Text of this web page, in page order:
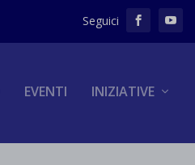
EVENTI INIZIATIVE